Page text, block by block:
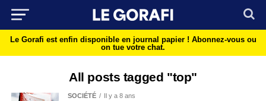
Le Gorafi est enfin disponible en journal papier ! Abonnez-vous ou
on tue votre chat.
All posts tagged "top"
SOCIÉTÉ Il y a 8 ans